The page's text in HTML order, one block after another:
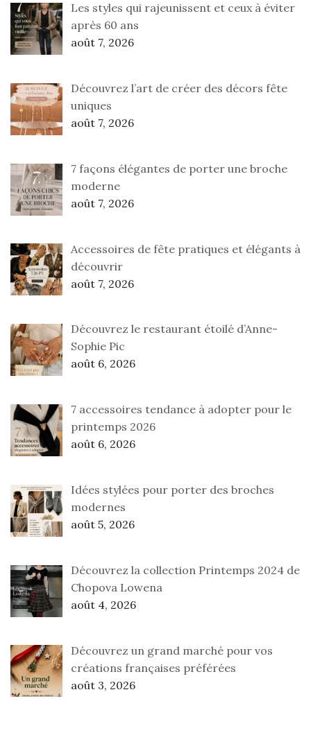
Les styles qui rajeunissent et ceux à éviter
après 60 ans
août 7, 2026
Découvrez l’art de créer des décors fête
uniques
août 7, 2026
7 façons élégantes de porter une broche
moderne
août 7, 2026
Accessoires de fête pratiques et élégants à
découvrir
août 7, 2026
Découvrez le restaurant étoilé d’Anne-
Sophie Pic
août 6, 2026
7 accessoires tendance à adopter pour le
printemps 2026
août 6, 2026
Idées stylées pour porter des broches
modernes
août 5, 2026
Découvrez la collection Printemps 2024 de
Chopova Lowena
août 4, 2026
Découvrez un grand marché pour vos
créations françaises préférées
août 3, 2026